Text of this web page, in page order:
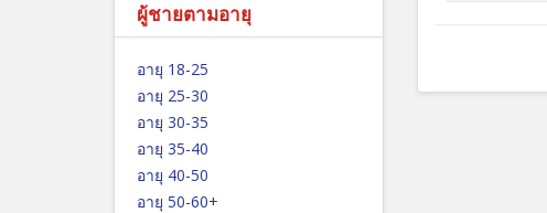
ผู้ชายตามอายุ
อายุ 18-25
อายุ 25-30
อายุ 30-35
อายุ 35-40
อายุ 40-50
อายุ 50-60+